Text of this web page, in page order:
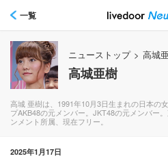
一覧
ニューストップ > 高城
高城亜樹
高城 亜樹は、1991年10月3日生まれの日本の
プAKB48の元メンバー。JKT48の元メンバー
ンメント所属、現在フリー。
2025年1月17日